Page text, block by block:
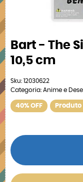
Bart - The
10,5 cm
Sku: 12030622
Categoria: Anime e
40% OFF